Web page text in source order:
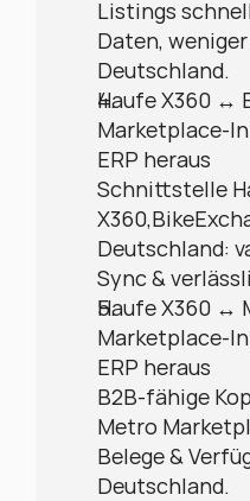
Listings
Daten,
Deutschland.
Haufe X360 ↔
Marketplace-
ERP heraus
Schnittstelle
Deutschland:
Sync &
Haufe X360 ↔
Marketplace-
ERP heraus
B2B-fähige
Metro
Belege &
Deutschland.